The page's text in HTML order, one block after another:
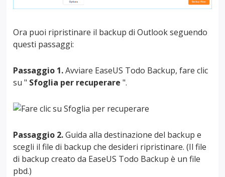
Ora puoi ripristinare il backup di Outlook seguendo
questi passaggi:
Passaggio 1.Avviare EaseUS Todo Backup, fare clic
su " Sfoglia per recuperare ".
Passaggio 2.Guida alla destinazione del backup e
scegli il file di backup che desideri ripristinare. (Il file
di backup creato da EaseUS Todo Backup è un file
pbd.)